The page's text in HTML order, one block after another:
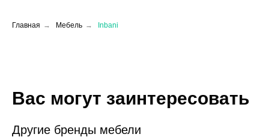
Главная → Мебель → Inbani
Вас могут заинтересовать
Другие бренды мебели